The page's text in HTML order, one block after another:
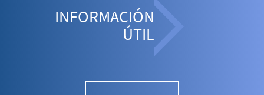
INFORMACIÓN
ÚTIL